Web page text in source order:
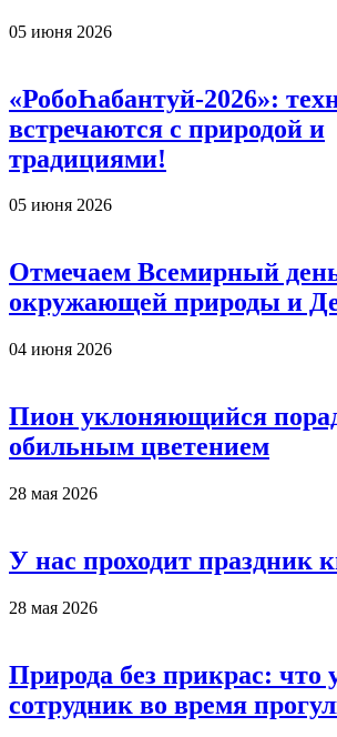
05 июня 2026
«РобоҺабантуй-2026»:
встречаются с природой и
традициями!
05 июня 2026
Отмечаем Всемирный
окружающей природы и
04 июня 2026
Пион уклоняющийся
обильным цветением
28 мая 2026
У нас проходит праздник
28 мая 2026
Природа без прикрас: что
сотрудник во время